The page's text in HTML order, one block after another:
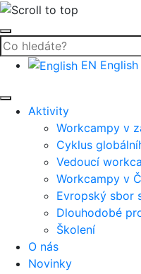
Vyhledat
EN English
Aktivity
Workcampy v
Cyklus
Vedoucí
Workcampy v
Evropský sbor
Dlouhodobé
Školení
O nás
Novinky